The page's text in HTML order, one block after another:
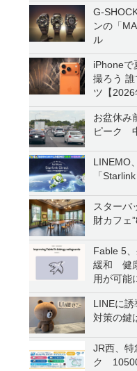
G-
ンの「
ル
iPhoneで
撮ろう 誰
ツ【2026
お盆休み
ピーク
LINEMO
「
スターバ
財カフェ
Fable 5
緩和 健
用が可能
LINEに誘
対策の鍵
JR西、特
ク